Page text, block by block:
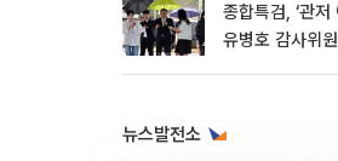
종합특검, ‘관저
유병호 감사위
뉴스발전소